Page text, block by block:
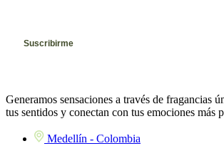
Generamos sensaciones a través de fragancias
tus sentidos y conectan con tus emociones más
Medellín - Colombia